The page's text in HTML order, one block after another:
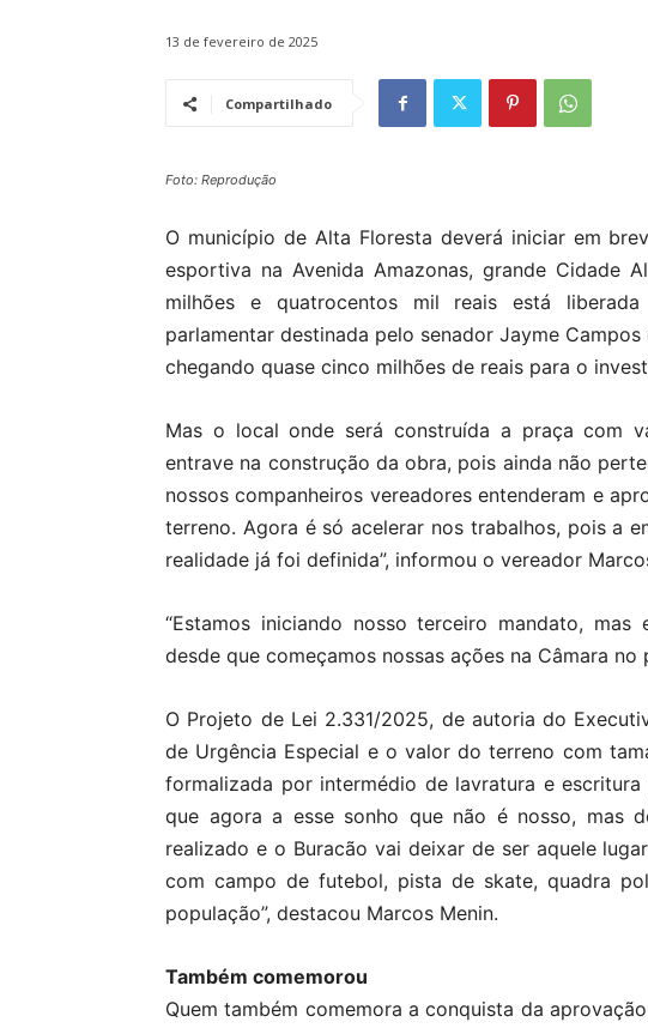
13 de fevereiro de 2025
Compartilhado
Foto: Reprodução
O município de Alta Floresta deverá iniciar em
esportiva na Avenida Amazonas, grande Cidade
milhões e quatrocentos mil reais está
parlamentar destinada pelo senador Jayme
chegando quase cinco milhões de reais para o
Mas o local onde será construída a praça com
entrave na construção da obra, pois ainda não
nossos companheiros vereadores entenderam e
terreno. Agora é só acelerar nos trabalhos, pois a
realidade já foi definida”, informou o vereador
“Estamos iniciando nosso terceiro mandato, mas
desde que começamos nossas ações na Câmara
O Projeto de Lei 2.331/2025, de autoria do
de Urgência Especial e o valor do terreno com
formalizada por intermédio de lavratura e
que agora a esse sonho que não é nosso, mas
realizado e o Buracão vai deixar de ser aquele
com campo de futebol, pista de skate, quadra
população”, destacou Marcos Menin.
Também comemorou
Quem também comemora a conquista da